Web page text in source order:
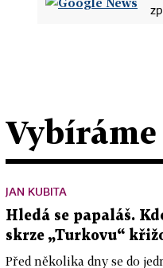
Vybíráme
JAN KUBITA
Hledá se papaláš.
skrze „Turkovu“
Před několika dny se do